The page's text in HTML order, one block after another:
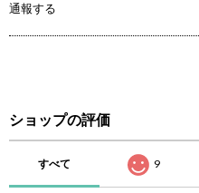
通報する
ショップの評価
すべて 9